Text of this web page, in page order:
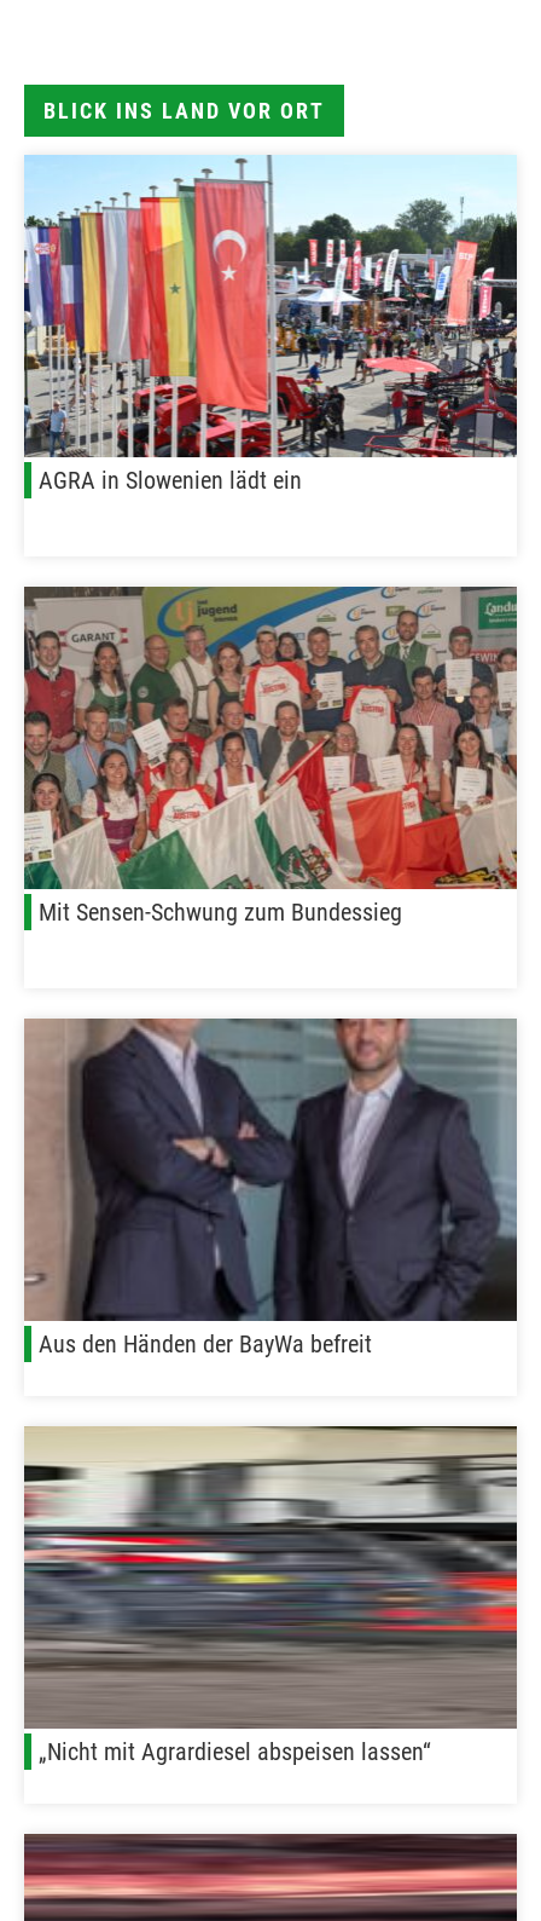
BLICK INS LAND VOR ORT
AGRA in Slowenien lädt ein
Mit Sensen-Schwung zum Bundessieg
Aus den Händen der BayWa befreit
„Nicht mit Agrardiesel abspeisen lassen“